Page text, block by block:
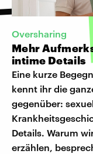
Oversharing
Mehr
intime Details
Eine kurze
kennt ihr die
gegenüber:
Details. Warum
erzählen,